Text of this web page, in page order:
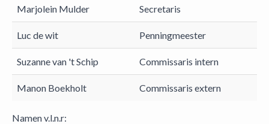
Marjolein Mulder Secretaris
Luc de wit Penningmeester
Suzanne van 't Schip Commissaris intern
Manon Boekholt Commissaris extern
Namen v.l.n.r: